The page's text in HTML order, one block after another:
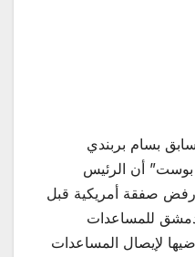
بسام بربندي
بوست” أن الرئيس
رفض صفقة أمريكية قبل
للمساعدات
لإيصال المساعدات